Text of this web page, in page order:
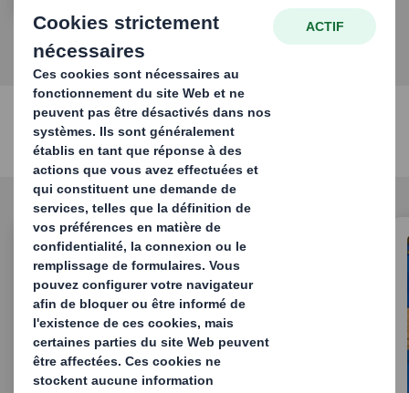
Solutions d'emballage